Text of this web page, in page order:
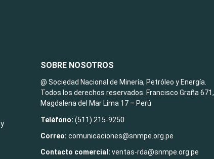
SOBRE NOSOTROS
@ Sociedad Nacional de Minería, Petróleo y Energía.
Todos los derechos reservados. Francisco Graña 671,
Magdalena del Mar Lima 17 – Perú
Teléfono: (511) 215-9250
Correo:comunicaciones@snmpe.org.pe
Contacto comercial: ventas-rda@snmpe.org.pe